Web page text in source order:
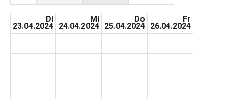
Di
23.04.2024
Mi
24.04.2024
Do
25.04.2024
Fr
26.04.2024